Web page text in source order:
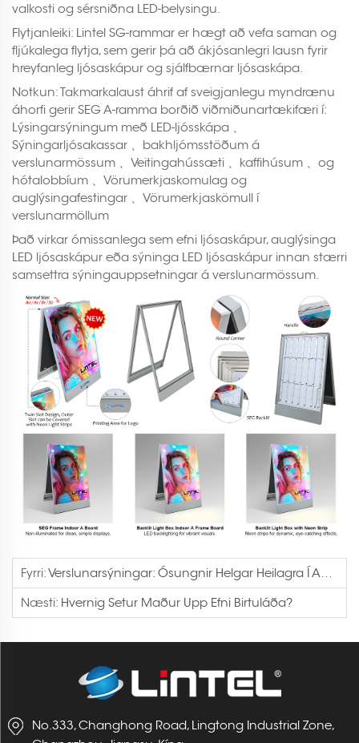
valkosti og sérsniðna LED-belysingu.
Flytjanleiki: Lintel SG-rammar er hægt að vefa saman og
fljúkalega flytja, sem gerir þá að ákjósanlegri lausn fyrir
hreyfanleg ljósaskápur og sjálfbærnar ljósaskápa.
Notkun: Takmarkalaust áhrif af sveigjanlegu myndrænu
áhorfi gerir SEG A-ramma borðið viðmiðunartækifæri í:
Lýsingarsýningum með LED-ljósskápa 、
Sýningarljósakassar 、 bakhljómsstöðum á
verslunarmössum 、 Veitingahússæti 、 kaffihúsum 、 og
hótalobbíum 、 Vörumerkjaskomulag og
auglýsingafestingar 、 Vörumerkjaskömull í
verslunarmöllum
Það virkar ómissanlega sem efni ljósaskápur, auglýsinga
LED ljósaskápur eða sýninga LED ljósaskápur innan stærri
samsettra sýningauppsetningar á verslunarmössum.
Fyrri:Verslunarsýningar: Ósungnir Helgar Heilagra Í Auglýsingaaföldunni
Næsti: Hvernig Setur Maður Upp Efni Birtuláða?
No.333, Changhong Road, Lingtong Industrial Zone,